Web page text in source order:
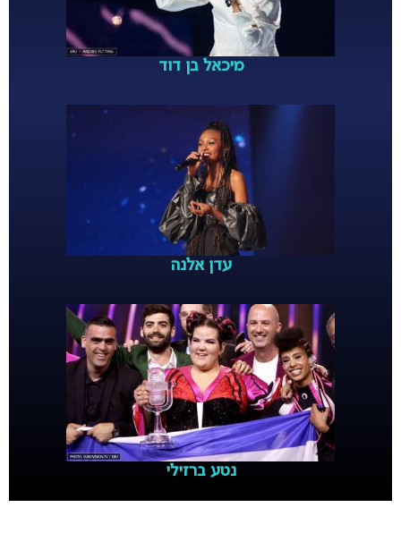
מיכאל בן דוד
עדן אלנה
נטע ברזילי